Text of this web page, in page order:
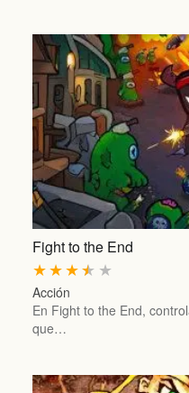
Fight to the End
★
★
★
★
★
Acción
En Fight to the End,
que…